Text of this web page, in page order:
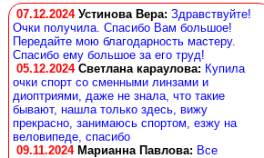
07.12.2024 Устинова Вера: Здравствуйте!
Очки получила. Спасибо Вам большое!
Передайте мою благодарность мастеру.
Спасибо ему большое за его труд!
05.12.2024 Светлана караулова: Купила
очки спорт со сменными линзами и
диоптриями, даже не знала, что такие
бывают, нашла только здесь, вижу
прекрасно, занимаюсь спортом, езжу на
веловипеде, спасибо
09.11.2024 Марианна Павлова: Все